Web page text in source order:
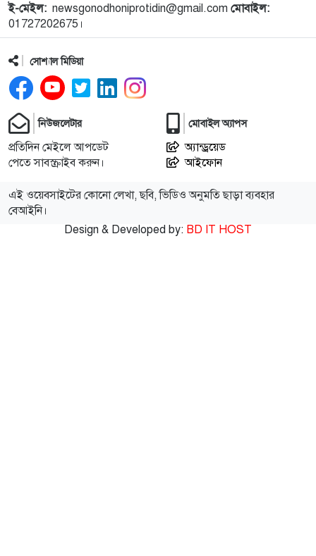
নগরীর মসজিদ ও ঈদগাহ পরিদর্শনে রাসিক প্রশাসক
১১
১২
নওগাঁর মান্দায় ২৯৬ বোতল ফেন্সিডিলসহ ২ মাদক কারবারি
গ্রেফতার
১৩
এসিল্যান্ড
নগরীতে মাদকবিরোধী বিশেষ টিমের অভিযানে মাদক
ই-মেইল: newsgonodhoniprotidin@gmail.com মোবাইল:
01727202675।
সোশ্যাল মিডিয়া
নিউজলেটার
প্রতিদিন মেইলে আপডেট
পেতে সাবস্ক্রাইব করুন।
মোবাইল অ্যাপস
অ্যান্ড্রয়েড
আইফোন
এই ওয়েবসাইটের কোনো লেখা, ছবি, ভিডিও অনুমতি ছাড়া ব্যবহার
বেআইনি।
Design & Developed by: BD IT HOST